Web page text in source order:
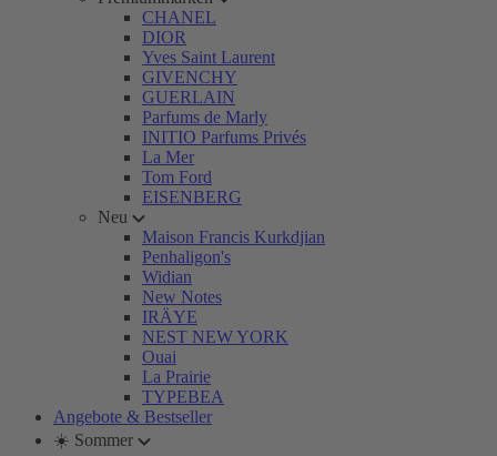
CHANEL
DIOR
Yves Saint Laurent
GIVENCHY
GUERLAIN
Parfums de Marly
INITIO Parfums Privés
La Mer
Tom Ford
EISENBERG
Neu
Maison Francis Kurkdjian
Penhaligon's
Widian
New Notes
IRÄYE
NEST NEW YORK
Ouai
La Prairie
TYPEBEA
Angebote & Bestseller
☀️ Sommer